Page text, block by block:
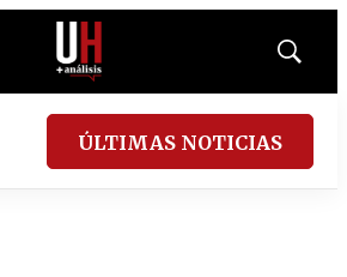
Mostrar
ÚLTIMAS NOTICIAS